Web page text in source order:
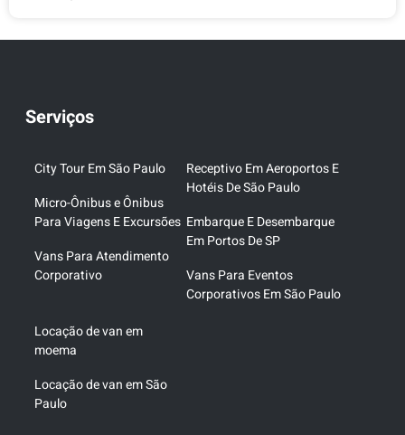
Serviços
City Tour Em São Paulo
Micro-Ônibus e Ônibus
Para Viagens E Excursões
Vans Para Atendimento
Corporativo
Receptivo Em Aeroportos E
Hotéis De São Paulo
Embarque E Desembarque
Em Portos De SP
Vans Para Eventos
Corporativos Em São Paulo
Locação de van em
moema
Locação de van em São
Paulo